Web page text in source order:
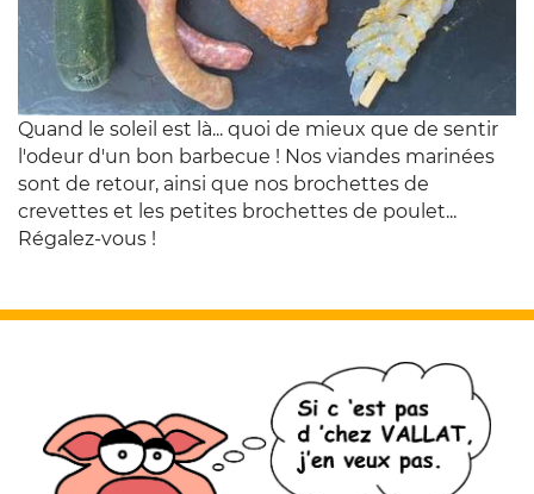
Quand le soleil est là... quoi de mieux que de sentir
l'odeur d'un bon barbecue ! Nos viandes marinées
sont de retour, ainsi que nos brochettes de
crevettes et les petites brochettes de poulet...
Régalez-vous !